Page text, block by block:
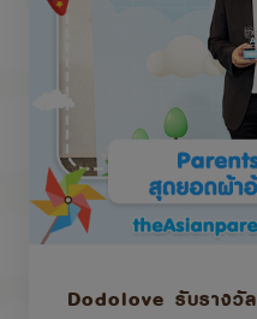
Dodolove รับราง